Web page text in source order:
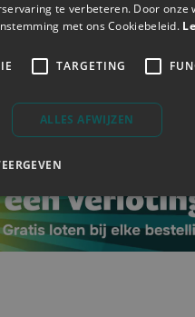
€58, 83
Direct leverbaar
te verbeteren. Door onze
met ons Cookiebeleid.
TARGETING
ALLES AFWIJZEN